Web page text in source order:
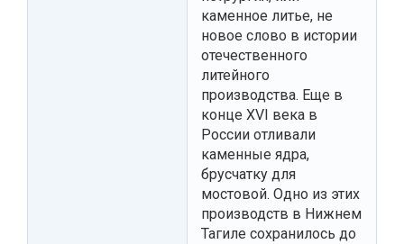
каменное литье, не
новое слово в истории
отечественного
литейного
производства. Еще в
конце XVI века в
России отливали
каменные ядра,
брусчатку для
мостовой. Одно из этих
производств в Нижнем
Тагиле сохранилось до